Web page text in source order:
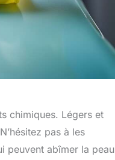
chimiques. Légers et
pas à les
peuvent abîmer la peau